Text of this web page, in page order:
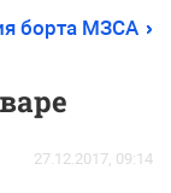
борта МЗСА
27.12.2017, 09:14